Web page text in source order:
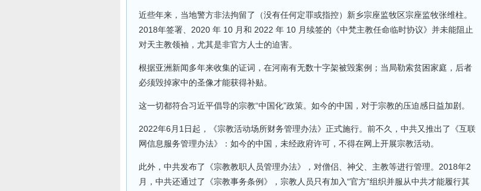
近些年来，当地警方非法拘留了（没有任何定罪或指控）新乡宗座监牧区宗座监牧张维柱。
2018年签署、2020 年 10 月和 2022 年 10 月续签的《中梵主教任命临时协议》并未能阻止
对天主教领袖，尤其是非官方人士的迫害。
根据亚洲新闻多年来收集的证词，在河南有无数十字架被毁案例；当局勒索贫困家庭，后者
必须毁掉家中的圣像才能获得补贴。
这一切都符合习近平倡导的宗教“中国化”政策。如今的中国，对于宗教的压迫感日益加剧。
2022年6月1日起，《宗教活动场所财务管理办法》正式施行。前不久，中共又推出了《互联
网信息服务管理办法》：如今的中国，未经政府许可，不得在网上开展宗教活动。
此外，中共发布了《宗教教职人员管理办法》，对僧侣、神父、主教等进行管理。2018年2
月，中共还通过了《宗教事务条例》，宗教人员只有加入“官方”组织并服从中共才能履行其